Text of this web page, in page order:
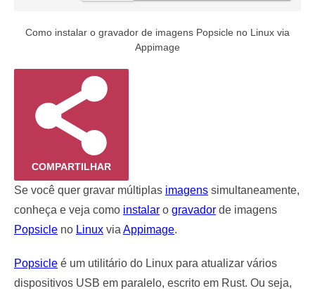
Como instalar o gravador de imagens Popsicle no Linux via
Appimage
COMPARTILHAR
Se você quer gravar múltiplas imagens simultaneamente,
conheça e veja como instalar o gravador de imagens
Popsicle no Linux viaAppimage.
Popsicle é um utilitário do Linux para atualizar vários
dispositivos USB em paralelo, escrito em Rust. Ou seja,